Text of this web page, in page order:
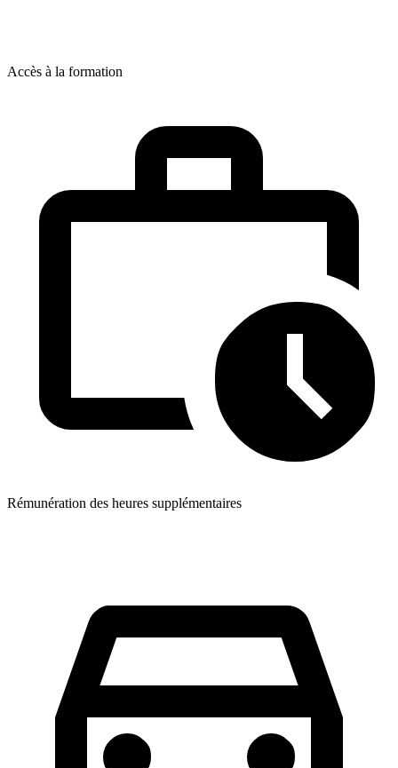
Accès à la formation
Rémunération des heures supplémentaires